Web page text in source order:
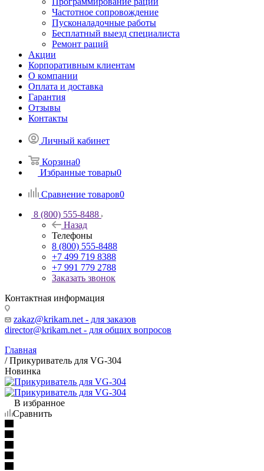
Частотное сопровождение
Пусконаладочные работы
Бесплатный выезд специалиста
Ремонт раций
Акции
Корпоративным клиентам
О компании
Оплата и доставка
Гарантия
Отзывы
Контакты
Личный кабинет
Корзина0
Избранные товары0
Сравнение товаров0
8 (800) 555-8488
Назад
Телефоны
8 (800) 555-8488
+7 499 719 8388
+7 991 779 2788
Заказать звонок
Контактная информация
zakaz@krikam.net - для заказов
director@krikam.net - для общих вопросов
Главная
/Прикуриватель для VG-304
Новинка
В избранное
Сравнить